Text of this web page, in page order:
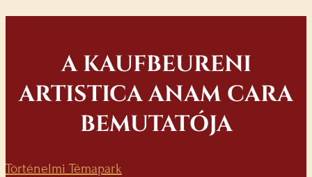
A KAUFBEURENI
ARTISTICA ANAM CARA
BEMUTATÓJA
Történelmi Témapark